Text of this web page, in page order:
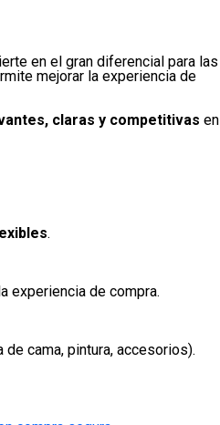
en el gran diferencial para las
mejorar la experiencia de
claras y competitivas en
.
experiencia de compra.
de cama, pintura, accesorios).